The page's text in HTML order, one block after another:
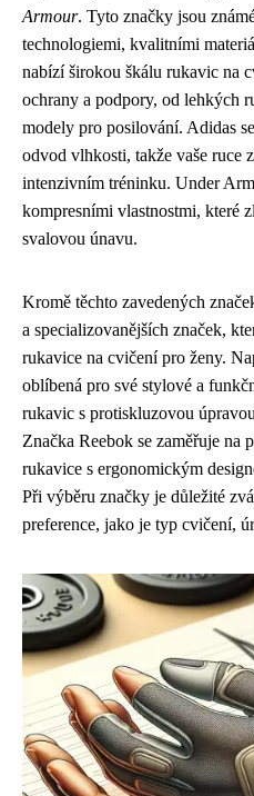
Armour. Tyto značky jsou
technologiemi, kvalitními
nabízí širokou škálu rukavic na
ochrany a podpory, od lehkých
modely pro posilování. Adidas
odvod vlhkosti, takže vaše ruce
intenzivním tréninku. Under
kompresními vlastnostmi, které
svalovou únavu.
Kromě těchto zavedených
a specializovanějších značek,
rukavice na cvičení pro ženy.
oblíbená pro své stylové a
rukavic s protiskluzovou
Značka Reebok se zaměřuje na
rukavice s ergonomickým
Při výběru značky je důležité
preference, jako je typ cvičení,